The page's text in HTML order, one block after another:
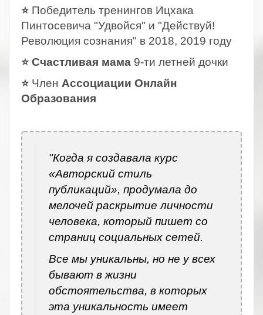
⭐ Победитель тренингов Ицхака
Пинтосевича "Удвойся" и "Действуй!
Революция сознания" в 2018, 2019 году
⭐ Счастливая мама 9-ти летней дочки
⭐ Член Ассоциации Онлайн
Образования
"Когда я создавала курс
«Авторский стиль
публикаций», продумала до
мелочей раскрытие личности
человека, который пишет со
страниц социальных сетей.
Все мы уникальны, но не у всех
бывают в жизни
обстоятельства, в которых
эта уникальность имеет